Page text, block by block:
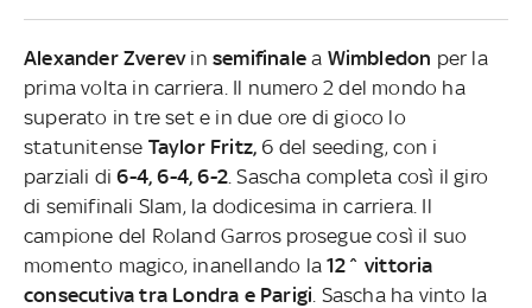
Alexander Zverev insemifinalea Wimbledon per la
prima volta in carriera. Il numero 2 del mondo ha
superato in tre set e in due ore di gioco lo
statunitense Taylor Fritz, 6 del seeding, con i
parziali di6-4, 6-4, 6-2 . Sascha completa così il giro
di semifinali Slam, la dodicesima in carriera. Il
campione del Roland Garros prosegue così il suo
momento magico, inanellando la12^ vittoria
consecutiva tra Londra e Parigi . Sascha ha vinto la